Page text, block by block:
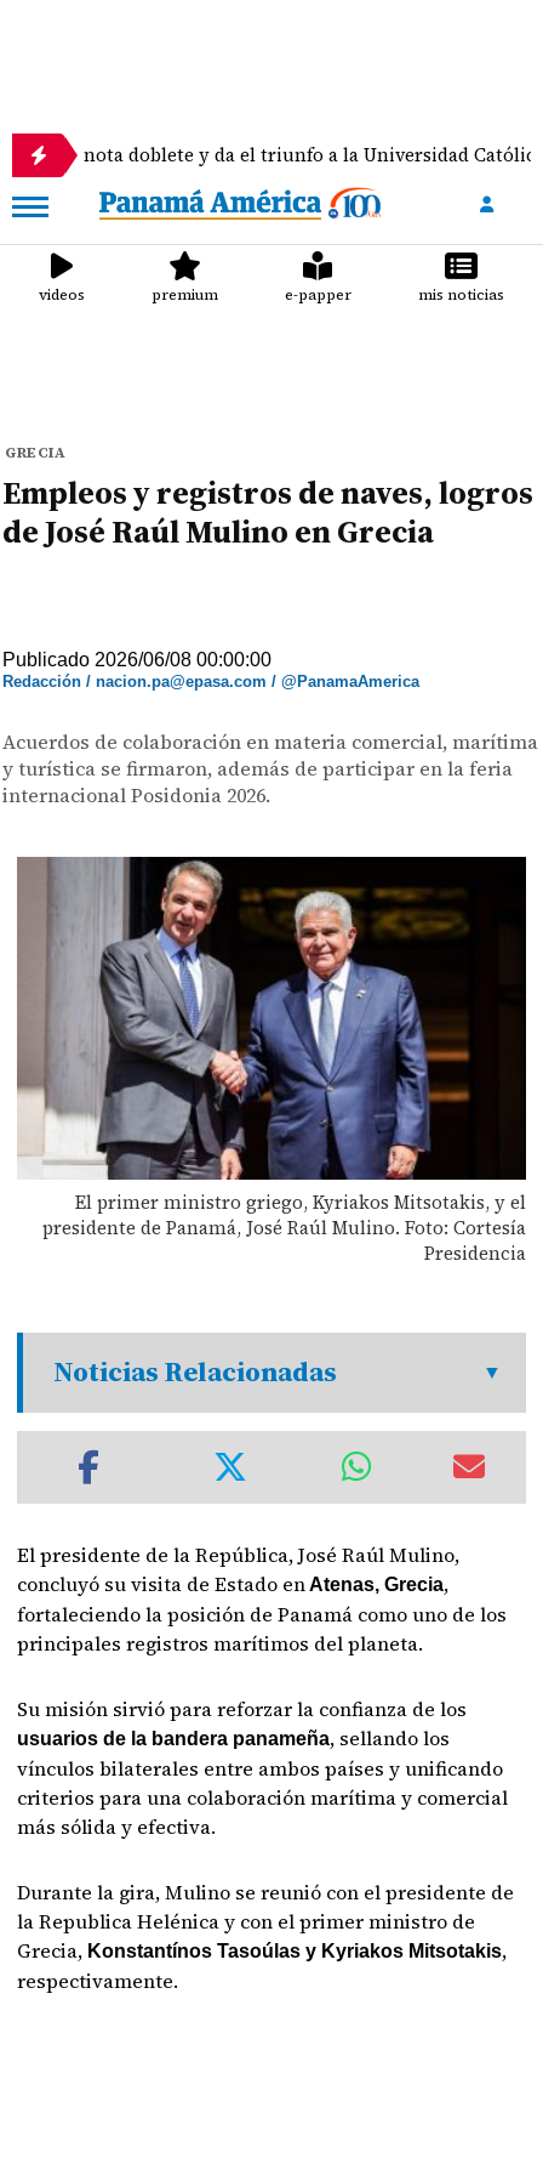
doblete y da el triunfo a la Universidad Católica
videos premium e-papper mis noticias
GRECIA
Empleos y registros de naves, logros
de José Raúl Mulino en Grecia
Publicado 2026/06/08 00:00:00
Redacción / nacion.pa@epasa.com / @PanamaAmerica
Acuerdos de colaboración en materia comercial, marítima
y turística se firmaron, además de participar en la feria
internacional Posidonia 2026.
El primer ministro griego, Kyriakos Mitsotakis, y el
presidente de Panamá, José Raúl Mulino. Foto: Cortesía
Presidencia
Noticias Relacionadas
El presidente de la República, José Raúl Mulino,
concluyó su visita de Estado enAtenas, Grecia,
fortaleciendo la posición de Panamá como uno de los
principales registros marítimos del planeta.
Su misión sirvió para reforzar la confianza de los
usuarios de la bandera panameña, sellando los
vínculos bilaterales entre ambos países y unificando
criterios para una colaboración marítima y comercial
más sólida y efectiva.
Durante la gira, Mulino se reunió con el presidente de
la Republica Helénica y con el primer ministro de
Grecia, Konstantínos Tasoúlas y Kyriakos Mitsotakis,
respectivamente.